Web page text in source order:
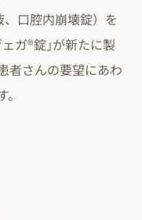
口腔内崩壊錠）を
ガ®錠｣が新たに製
者さんの要望にあわ